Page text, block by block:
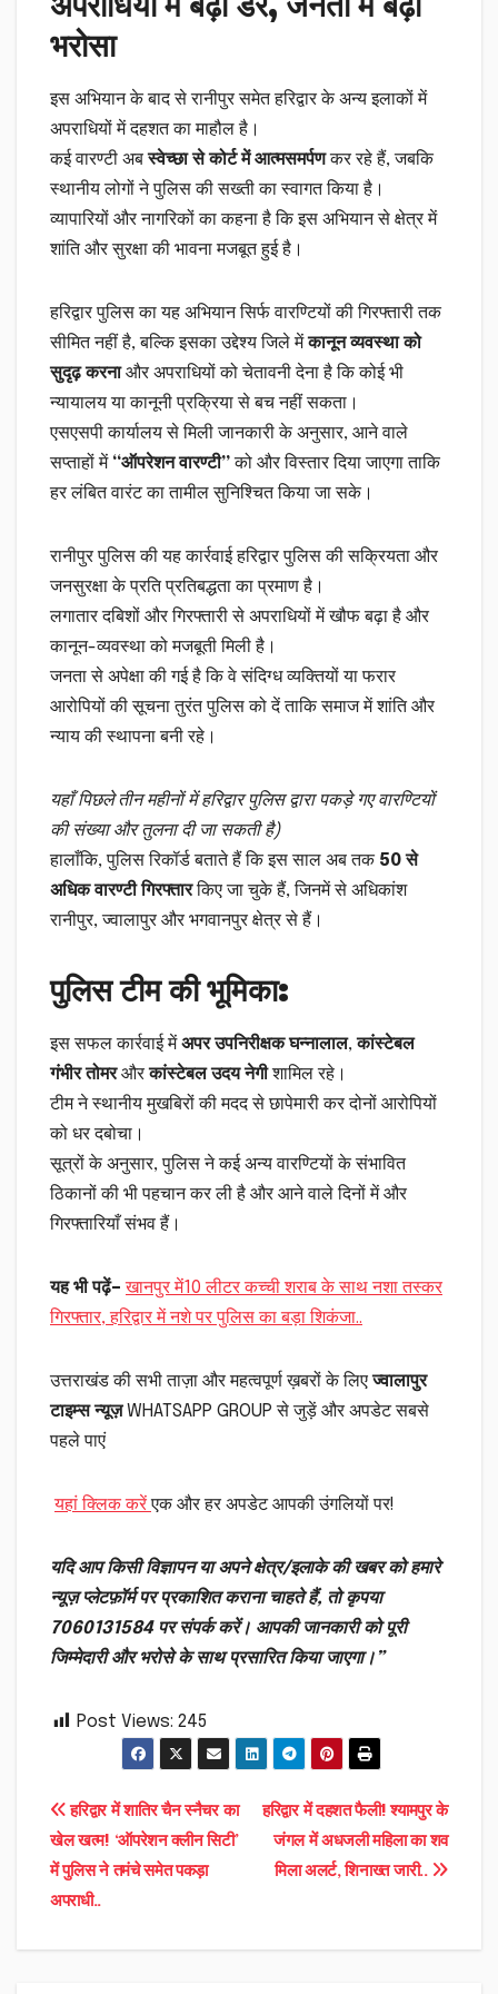
भरोसा
इस अभियान के बाद से रानीपुर समेत हरिद्वार के अन्य इलाकों में
अपराधियों में दहशत का माहौल है।
कई वारण्टी अबस्वेच्छा से कोर्ट में आत्मसमर्पणकर रहे हैं, जबकि
स्थानीय लोगों ने पुलिस की सख्ती का स्वागत किया है।
व्यापारियों और नागरिकों का कहना है कि इस अभियान से क्षेत्र में
शांति और सुरक्षा की भावना मजबूत हुई है।
हरिद्वार पुलिस का यह अभियान सिर्फ वारण्टियों की गिरफ्तारी तक
सीमित नहीं है, बल्कि इसका उद्देश्य जिले मेंकानून व्यवस्था को
सुदृढ़ करनाऔर अपराधियों को चेतावनी देना है कि कोई भी
न्यायालय या कानूनी प्रक्रिया से बच नहीं सकता।
एसएसपी कार्यालय से मिली जानकारी के अनुसार, आने वाले
सप्ताहों में “ऑपरेशन वारण्टी”को और विस्तार दिया जाएगा ताकि
हर लंबित वारंट का तामील सुनिश्चित किया जा सके।
रानीपुर पुलिस की यह कार्रवाई हरिद्वार पुलिस की सक्रियता और
जनसुरक्षा के प्रति प्रतिबद्धता का प्रमाण है।
लगातार दबिशों और गिरफ्तारी से अपराधियों में खौफ बढ़ा है और
कानून-व्यवस्था को मजबूती मिली है।
जनता से अपेक्षा की गई है कि वे संदिग्ध व्यक्तियों या फरार
आरोपियों की सूचना तुरंत पुलिस को दें ताकि समाज में शांति और
न्याय की स्थापना बनी रहे।
यहाँ पिछले तीन महीनों में हरिद्वार पुलिस द्वारा पकड़े गए वारण्टियों
की संख्या और तुलना दी जा सकती है)
हालाँकि, पुलिस रिकॉर्ड बताते हैं कि इस साल अब तक 50 से
अधिक वारण्टी गिरफ्तारकिए जा चुके हैं, जिनमें से अधिकांश
रानीपुर, ज्वालापुर और भगवानपुर क्षेत्र से हैं।
पुलिस टीम की भूमिका:
इस सफल कार्रवाई मेंअपर उपनिरीक्षक घन्नालाल,कांस्टेबल
गंभीर तोमरऔरकांस्टेबल उदय नेगीशामिल रहे।
टीम ने स्थानीय मुखबिरों की मदद से छापेमारी कर दोनों आरोपियों
को धर दबोचा।
सूत्रों के अनुसार, पुलिस ने कई अन्य वारण्टियों के संभावित
ठिकानों की भी पहचान कर ली है और आने वाले दिनों में और
गिरफ्तारियाँ संभव हैं।
यह भी पढ़ें– खानपुर में10 लीटर कच्ची शराब के साथ नशा तस्कर
गिरफ्तार, हरिद्वार में नशे पर पुलिस का बड़ा शिकंजा..
उत्तराखंड की सभी ताज़ा और महत्वपूर्ण ख़बरों के लिएज्वालापुर
टाइम्स न्यूज़WHATSAPP GROUP से जुड़ें और अपडेट सबसे
पहले पाएं
यहां क्लिक करेंएक और हर अपडेट आपकी उंगलियों पर!
यदि आप किसी विज्ञापन या अपने क्षेत्र/इलाके की खबर को हमारे
न्यूज़ प्लेटफ़ॉर्म पर प्रकाशित कराना चाहते हैं, तो कृपया
7060131584 पर संपर्क करें। आपकी जानकारी को पूरी
जिम्मेदारी और भरोसे के साथ प्रसारित किया जाएगा।”
Post Views: 245
Post
navigation
हरिद्वार में दहशत फैली! श्यामपुर के
जंगल में अधजली महिला का शव
मिला अलर्ट, शिनाख्त जारी..
हरिद्वार में शातिर चैन स्नैचर का
खेल खत्म! ‘ऑपरेशन क्लीन सिटी’
में पुलिस ने तमंचे समेत पकड़ा
अपराधी..